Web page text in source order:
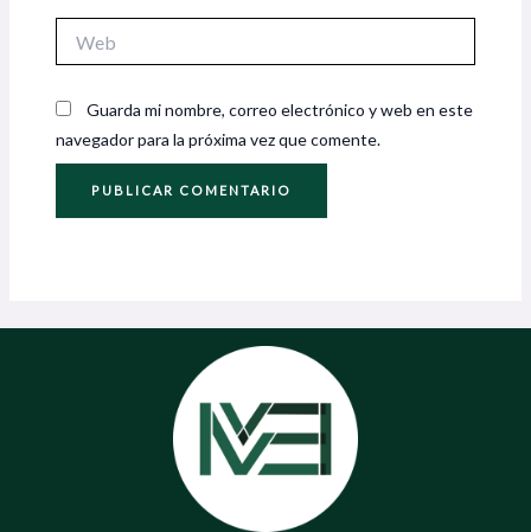
Guarda mi nombre, correo electrónico y web en este
navegador para la próxima vez que comente.